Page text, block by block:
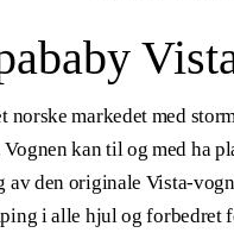
norske markedet med
kan til og med ha
av den originale Vista-
i alle hjul og forbedret